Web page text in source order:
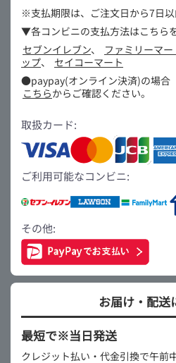
※支払期限は、ご注文日から7日以
▼各コンビニの支払方法はこちら
セブンイレブン、 ファミリーマー
ップ、
セイコーマート
●paypay(オンライン決済)の場合
こちらからご確認ください。
取扱カード:
ご利用可能なコンビニ:
その他:
お届け・配送
最短で※当日発送
クレジット払い・代金引換で午前